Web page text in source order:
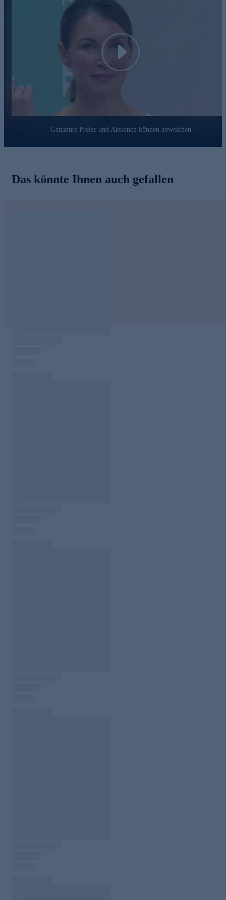
Hochmolekulare Hyaluronsäure
• Spendet intensiv Feuchtigkeit
• Lässt feine Linien geglättet und die Haut sichtbar straffer
Antioxidative & beruhigende Wirkstoffe
• Schützen vor freien Radikalen
• Unterstützen Regeneration und Hautberuhigung im Alltag
Lichtschutzfaktor 20 (LSF 20)
• Bietet täglichen Schutz vor UVA- und UVB-Strahlen
Play
Genannte Preise und Aktionen können abweichen
Das könnte Ihnen auch gefallen